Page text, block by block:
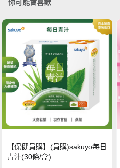
你可能會喜歡
【保健員購】(員購)sakuyo每日
青汁(30條/盒)